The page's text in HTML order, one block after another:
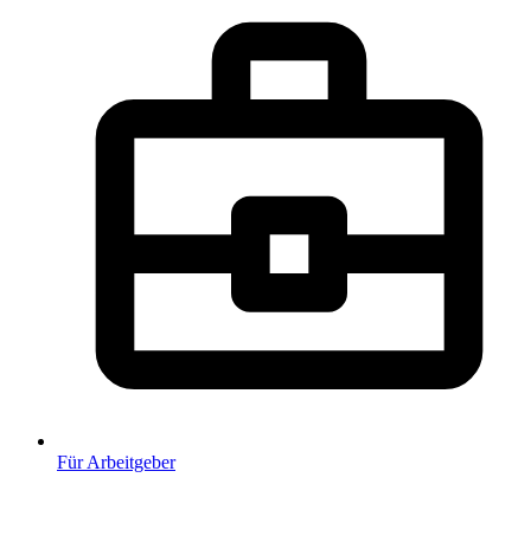
Für Arbeitgeber